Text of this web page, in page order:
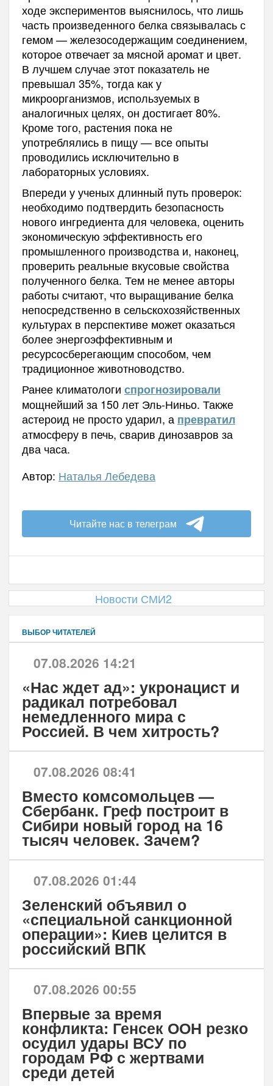
ходе экспериментов выяснилось, что лишь
часть произведенного белка связывалась с
гемом — железосодержащим соединением,
которое отвечает за мясной аромат и цвет.
В лучшем случае этот показатель не
превышал 35%, тогда как у
микроорганизмов, используемых в
аналогичных целях, он достигает 80%.
Кроме того, растения пока не
употреблялись в пищу — все опыты
проводились исключительно в
лабораторных условиях.
Впереди у ученых длинный путь проверок:
необходимо подтвердить безопасность
нового ингредиента для человека, оценить
экономическую эффективность его
промышленного производства и, наконец,
проверить реальные вкусовые свойства
полученного белка. Тем не менее авторы
работы считают, что выращивание белка
непосредственно в сельскохозяйственных
культурах в перспективе может оказаться
более энергоэффективным и
ресурсосберегающим способом, чем
традиционное животноводство.
Ранее климатологи спрогнозировали
мощнейший за 150 лет Эль-Ниньо. Также
астероид не просто ударил, а превратил
атмосферу в печь, сварив динозавров за
два часа.
Автор: Наталья Лебедева
Читайте нас в телеграм
Новости СМИ2
ВЫБОР ЧИТАТЕЛЕЙ
07.08.2026 14:21
«Нас ждет ад»: укронацист и
радикал потребовал
немедленного мира с
Россией. В чем хитрость?
07.08.2026 08:41
Вместо комсомольцев —
Сбербанк. Греф построит в
Сибири новый город на 16
тысяч человек. Зачем?
07.08.2026 01:44
Зеленский объявил о
«специальной санкционной
операции»: Киев целится в
российский ВПК
07.08.2026 00:55
Впервые за время
конфликта: Генсек ООН резко
осудил удары ВСУ по
городам РФ с жертвами
среди детей